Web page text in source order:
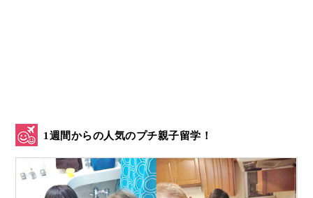
1週間からの人気のプチ親子留学！